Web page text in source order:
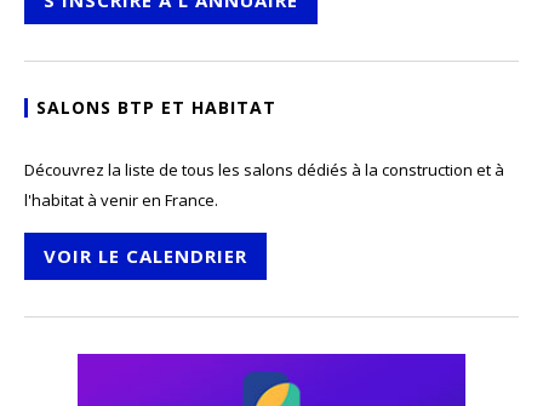
SALONS BTP ET HABITAT
Découvrez la liste de tous les salons dédiés à la construction et à
l'habitat à venir en France.
VOIR LE CALENDRIER